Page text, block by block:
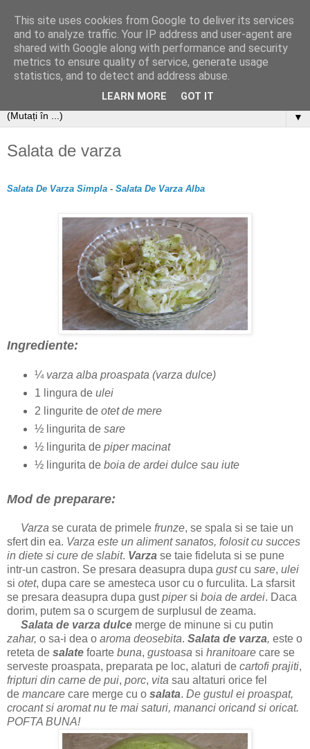
▼
Salata de varza
Salata De Varza Simpla - Salata De Varza Alba
Ingrediente:
¼ varza alba proaspata (varza dulce)
1 lingura de ulei
2 lingurite de otet de mere
½ lingurita de sare
½ lingurita de piper macinat
½ lingurita de boia de ardei dulce sau iute
Mod de preparare:
Varza se curata de primele frunze, se spala si se taie un
sfert din ea. Varza este un aliment sanatos, folosit cu succes
in diete si cure de slabit. Varza se taie fideluta si se pune
intr-un castron. Se presara deasupra dupa gustcu sare, ulei
si otet, dupa care se amesteca usor cu o furculita. La sfarsit
se presara deasupra dupa gustpipersi boia de ardei. Daca
dorim, putem sa o scurgem de surplusul de zeama.
Salata de varza dulce merge de minune si cu putin
zahar, o sa-i dea o aroma deosebita. Salata de varza, este o
reteta de salate foarte buna, gustoasa si hranitoare care se
serveste proaspata, preparata pe loc, alaturi de cartofi prajiti,
fripturi din carne de pui, porc, vita sau altaturi orice fel
de mancare care merge cu o salata. De gustul ei proaspat,
crocant si aromat nu te mai saturi, mananci oricand si oricat.
POFTA BUNA!
This site uses cookies from Google to deliver its services
and to analyze traffic. Your IP address and user-agent are
shared with Google along with performance and security
metrics to ensure quality of service, generate usage
statistics, and to detect and address abuse.
LEARN MORE GOT IT